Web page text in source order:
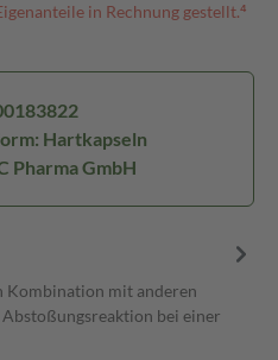
in Rechnung gestellt.⁴
Hartkapseln
Pharma GmbH
Kombination mit anderen
bei einer